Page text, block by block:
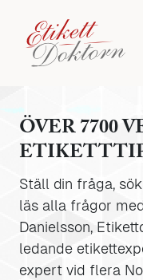
ÖVER 7700
Ställ din fråga,
läs alla frågor
Danielsson,
ledande
expert vid flera